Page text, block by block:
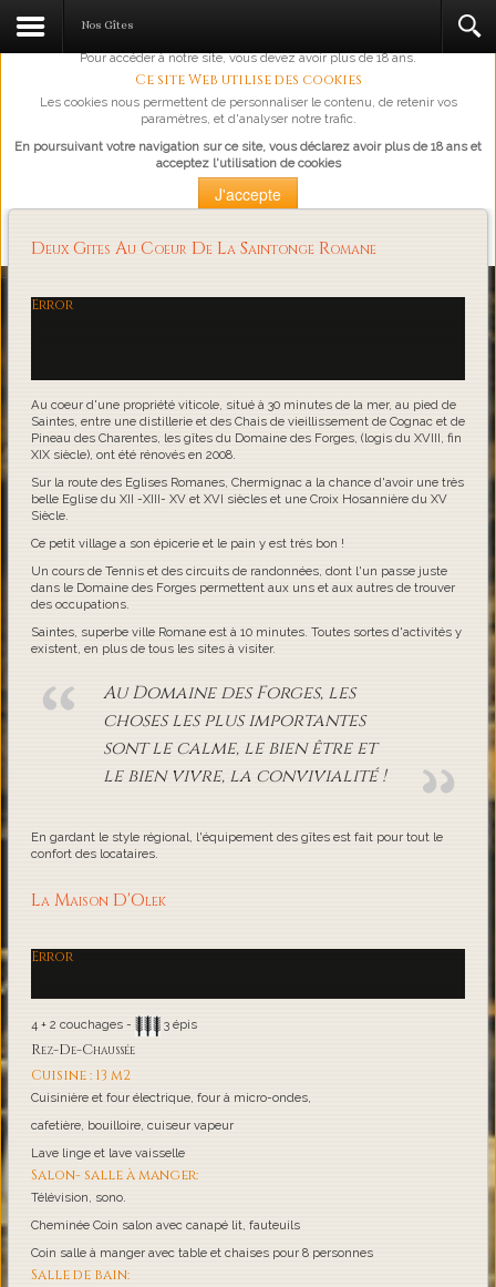
L'abus d'alcool est dangereux pour la santé, à consommer avec
Pour accéder à notre site, vous devez avoir plus de 18 ans.
Ce site Web utilise des cookies
Les cookies nous permettent de personnaliser le contenu, de retenir vos
paramètres, et d'analyser notre trafic.
En poursuivant votre navigation sur ce site, vous déclarez avoir plus de 18 ans et
acceptez l'utilisation de cookies
J'accepte
Loading...
Nos Gîtes
Deux Gites Au Coeur De La Saintonge Romane
Error
Au coeur d'une propriété viticole, situé à 30 minutes de la mer, au pied de
Saintes, entre une distillerie et des Chais de vieillissement de Cognac et de
Pineau des Charentes, les gîtes du Domaine des Forges, (logis du XVIII, fin
XIX siècle), ont été rénovés en 2008.
Sur la route des Eglises Romanes, Chermignac a la chance d'avoir une très
belle Eglise du XII -XIII- XV et XVI siècles et une Croix Hosannière du XV
Siècle.
Ce petit village a son épicerie et le pain y est très bon !
Un cours de Tennis et des circuits de randonnées, dont l'un passe juste
dans le Domaine des Forges permettent aux uns et aux autres de trouver
des occupations.
Saintes, superbe ville Romane est à 10 minutes. Toutes sortes d'activités y
existent, en plus de tous les sites à visiter.
Au Domaine des Forges, les
choses les plus importantes
sont le calme, le bien être et
le bien vivre, la convivialité !
En gardant le style régional, l'équipement des gîtes est fait pour tout le
confort des locataires.
La Maison D'Olek
Error
4 + 2 couchages - 3 épis
Rez-De-Chaussée
Cuisine : 13 m2
Cuisinière et four électrique, four à micro-ondes,
cafetière, bouilloire, cuiseur vapeur
Lave linge et lave vaisselle
Salon- salle à manger:
Télévision, sono.
Cheminée Coin salon avec canapé lit, fauteuils
Coin salle à manger avec table et chaises pour 8 personnes
Salle de bain: